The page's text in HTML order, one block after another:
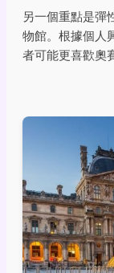
另一個重點是彈
物館。根據個
者可能更喜歡奧